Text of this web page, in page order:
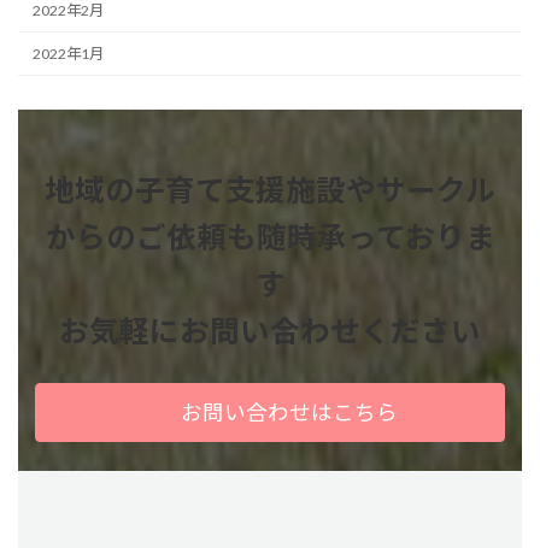
2022年2月
2022年1月
地域の子育て支援施設やサークル
からのご依頼も随時承っておりま
す
お気軽にお問い合わせください
お問い合わせはこちら